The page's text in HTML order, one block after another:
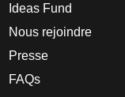
Ideas Fund
Nous rejoindre
Presse
FAQs